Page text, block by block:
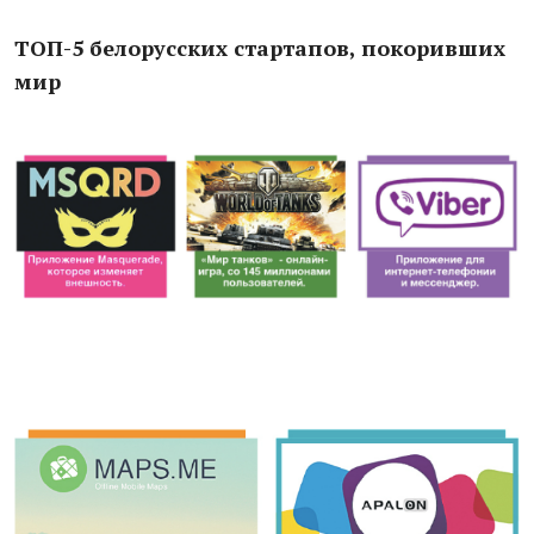
ТОП-5 белорусских стартапов, покоривших
мир